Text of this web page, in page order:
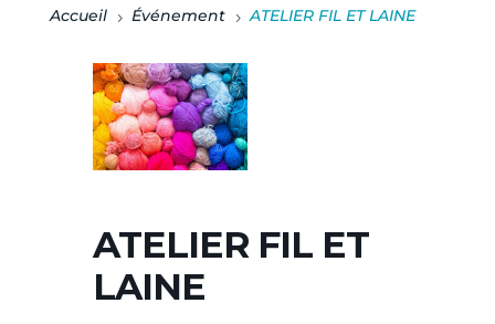
Accueil 5 Événement 5 ATELIER FIL ET LAINE
ATELIER FIL ET
LAINE